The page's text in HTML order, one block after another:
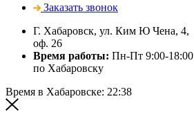
Заказать звонок
Г. Хабаровск, ул. Ким Ю Чена, 4,
оф. 26
Время работы: Пн-Пт 9:00-18:00
по Хабаровску
Время в Хабаровске: 22:38